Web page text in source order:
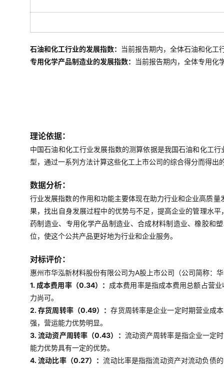
石油和化工行业的发展指数： 当前报告期内，全体石油和化工
专用化学产品制造业的发展指数： 当前报告期内，全体专用化
理论依据：
中国石油和化工行业发展指数的测算依据是我国石油和化工
型，通过一系列方法计算这些化工上市公司的综合得分而得
数据分析：
行业发展指数的作用和功能主要体现在助力行业和企业高质
果，找出自身发展过程中的优势与不足，提高企业的管理水
药制造业、专用化学产品制造业、合成材料制造业、橡胶和
位，使这个公共产品更好地为行业和企业服务。
对标评价：
惠州市华泓新材料股份有限公司为A股上市公司（公司简称：
1. 成本费用率（0.34）： 成本费用率是指成本费用总额占营
力尚可。
2. 存货周转率（0.49）：存货周转率是企业一定时期营业成
强，营运能力优势明显。
3. 流动资产周转率（0.43）： 流动资产周转率是指企业一定
能力优势具有一定的优势。
4. 流动比率（0.27）：流动比率是指指流动资产对流动负债